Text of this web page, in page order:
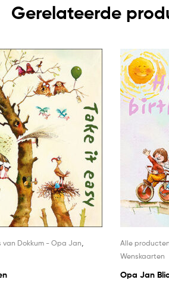
Gerelateerde
van Dokkum - Opa Jan Alle producten
Wenskaarten
Opa Jan